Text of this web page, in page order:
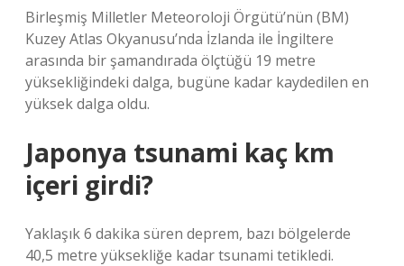
Birleşmiş Milletler Meteoroloji Örgütü’nün (BM)
Kuzey Atlas Okyanusu’nda İzlanda ile İngiltere
arasında bir şamandırada ölçtüğü 19 metre
yüksekliğindeki dalga, bugüne kadar kaydedilen en
yüksek dalga oldu.
Japonya tsunami kaç km
içeri girdi?
Yaklaşık 6 dakika süren deprem, bazı bölgelerde
40,5 metre yüksekliğe kadar tsunami tetikledi.